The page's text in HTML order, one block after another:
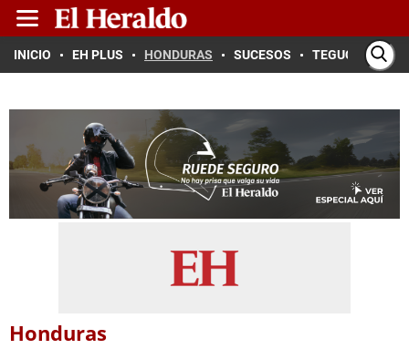
INICIO EH PLUS HONDURAS SUCESOS TEGUCIGALPA
Honduras